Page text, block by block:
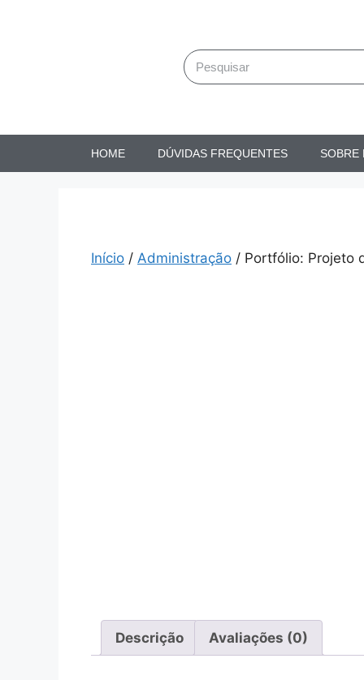
HOME DÚVIDAS FREQUENTES SOBRE
Início / Administração / Portfólio: Projeto
Descrição Avaliações (0)